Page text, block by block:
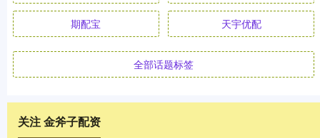
期配宝 天宇优配
全部话题标签
关注 金斧子配资